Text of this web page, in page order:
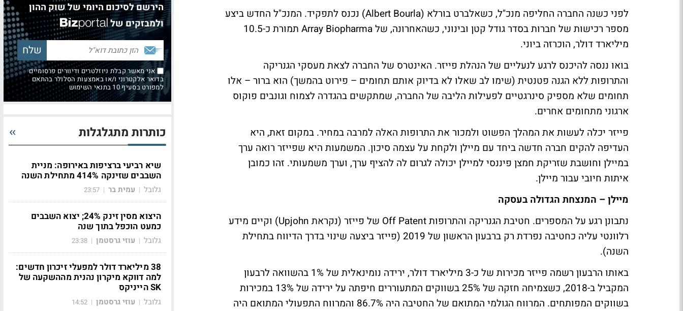
לפני כשנה החברה החליפה מנכ"ל, כשאלברט בורלא (Albert Bourla) נכנס לתפקיד. המנכ"ל החדש ביצע
מספר רכישות של חברות בסדר גודל קטן ובינוני, כשהאחרונה, של Array Biopharma תמורת כ-10.5
מיליארד דולר, הוכרזה ביוני.
בואו ננסה להיכנס לרגע לנעליים של הנהלת פייזר. האינטרס של החברה לצאת מעסקי הגנריקה
והתרופות ללא הגנה פטנטית (שימו לב שאלו לא בדיוק אותם תחומים – פירוט בהמשך) הוא ברור – אלו
תחומים שלא מספיק סינרגטיים לפעילות הליבה של החברה, שמתקשים בהגדרה לצמוח וגונבים פוקוס
ארגוני מתחומים אחרים.
פייזר יכלה לעשות את המהלך הפשוט ולמכור את התרופות האלה למרבה במחיר. במקום זאת, היא
העדיפה להקים חברה חדשה ביחד עם מיילן ולקחת על עצמה סיכון. המשמעות היא שפייזר רואה ערך
במיילן וחושבת שזריקת חמצן פיננסי למיילן יכולה לגרום לה להציף ערך, וערך משמעותי. זהו כמובן
איתות חיובי עבור מיילן.
מיילן – המנצחת הגדולה בעסקה
נתבונן רגע על המספרים. חטיבת הגנריקה והתרופות Off Patent של פייזר (נקראת Upjohn) וקיים מידע
רלוונטי עליה כחטיבה נפרדת רק ברבעון הראשון של 2019 (פייזר ביצעה שינוי בדרך הדיווח בתחילת
השנה).
באותו הרבעון רשמה פייזר מכירות של כ-3 מיליארד דולר, ירידה נומינאלית של 1% בהשוואה לרבעון
המקביל ב-2018, כשצמיחה חזקה של 25% בשווקים המתעוררים חיפתה על ירידה של 13% במכירות
בשווקים המפותחים. המרווח הגולמי המתואם של החטיבה היה 86.7% והמרווח התפעולי המתואם היה
הירשם לסיכום היומי של שוק ההון
ולמבזקים של
אני מאשר קבלת ניוזלטרים ודיוורים פרסומיים
בדואר אלקטרוני ו/או באמצעות הסלולר בהתאם
למפורט בסעיף 10 בתנאי השימוש
כותרות מתגלגלות
שיא רביעי ברציפות באירופה: מניית
השבבים שזינקה 414% מתחילת השנה
גלובל | עמית בר |
23:57
היצוא מסין זינק 24%; יצוא השבבים
כמעט הוכפל בתוך שנה
גלובל | עוזי גרסטמן |
23:38
38 מיליארד דולר למפעלי זיכרון חדשים:
למה דווקא מיקרון נהנית מההשקעה של
SK הייניקס
גלובל | עוזי גרסטמן |
14:52